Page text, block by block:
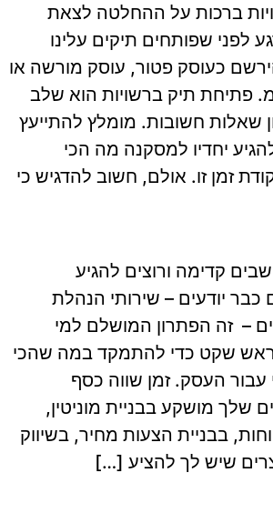
ברכות על ההחלטה לצאת
לפני שפותחים תיקים עלינו
כעוסק פטור, עוסק מורשה או
פתיחת תיק ברשויות הוא שלב
שאלות חשובות. מומלץ להתייעץ
יחדיו למסקנה מה הכי
זמן זו. אולם, חשוב להדגיש כי
קדימה ורוצים להגיע
כבר יודעים – שירותי הנהלת
– זה הפתרון המושלם למי
שקט כדי להתמקד במה שהכי
עבור העסק. זמן שווה כסף
שלך מושקע בבניית מוניטין,
בבניית הצעות מחיר, בשיווק
שיש לך להציע […]